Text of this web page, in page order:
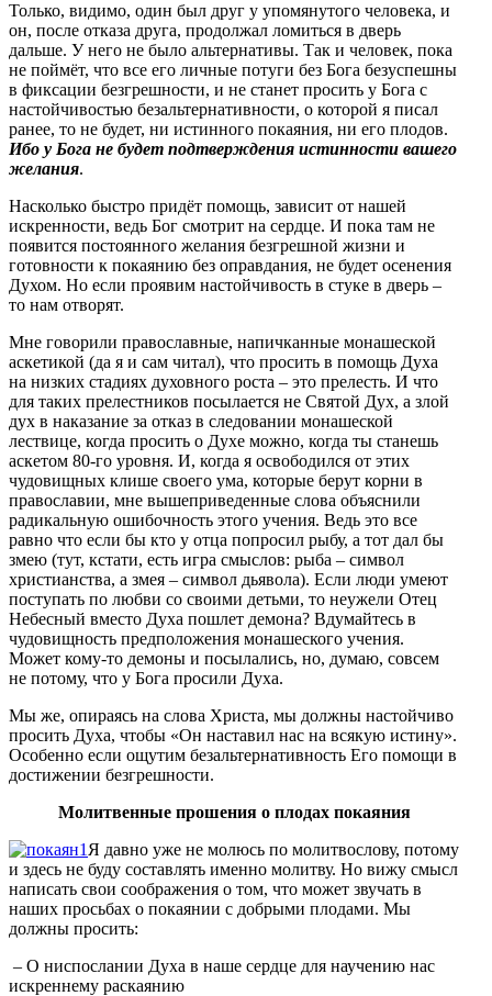
Только, видимо, один был друг у упомянутого человека, и
он, после отказа друга, продолжал ломиться в дверь
дальше. У него не было альтернативы. Так и человек, пока
не поймёт, что все его личные потуги без Бога безуспешны
в фиксации безгрешности, и не станет просить у Бога с
настойчивостью безальтернативности, о которой я писал
ранее, то не будет, ни истинного покаяния, ни его плодов.
Ибо у Бога не будет подтверждения истинности вашего
желания.
Насколько быстро придёт помощь, зависит от нашей
искренности, ведь Бог смотрит на сердце. И пока там не
появится постоянного желания безгрешной жизни и
готовности к покаянию без оправдания, не будет осенения
Духом. Но если проявим настойчивость в стуке в дверь –
то нам отворят.
Мне говорили православные, напичканные монашеской
аскетикой (да я и сам читал), что просить в помощь Духа
на низких стадиях духовного роста – это прелесть. И что
для таких прелестников посылается не Святой Дух, а злой
дух в наказание за отказ в следовании монашеской
лествице, когда просить о Духе можно, когда ты станешь
аскетом 80-го уровня. И, когда я освободился от этих
чудовищных клише своего ума, которые берут корни в
православии, мне вышеприведенные слова объяснили
радикальную ошибочность этого учения. Ведь это все
равно что если бы кто у отца попросил рыбу, а тот дал бы
змею (тут, кстати, есть игра смыслов: рыба – символ
христианства, а змея – символ дьявола). Если люди умеют
поступать по любви со своими детьми, то неужели Отец
Небесный вместо Духа пошлет демона? Вдумайтесь в
чудовищность предположения монашеского учения.
Может кому-то демоны и посылались, но, думаю, совсем
не потому, что у Бога просили Духа.
Мы же, опираясь на слова Христа, мы должны настойчиво
просить Духа, чтобы «Он наставил нас на всякую истину».
Особенно если ощутим безальтернативность Его помощи в
достижении безгрешности.
Молитвенные прошения о плодах покаяния
Я давно уже не молюсь по молитвослову, потому
и здесь не буду составлять именно молитву. Но вижу смысл
написать свои соображения о том, что может звучать в
наших просьбах о покаянии с добрыми плодами. Мы
должны просить:
– О ниспослании Духа в наше сердце для научению нас
искреннему раскаянию